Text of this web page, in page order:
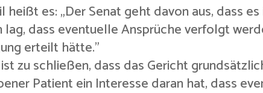
heißt es: „Der Senat geht davon aus, dass
lag, dass eventuelle Ansprüche verfolgt
erteilt hätte.”
zu schließen, dass das Gericht
Patient ein Interesse daran hat, dass